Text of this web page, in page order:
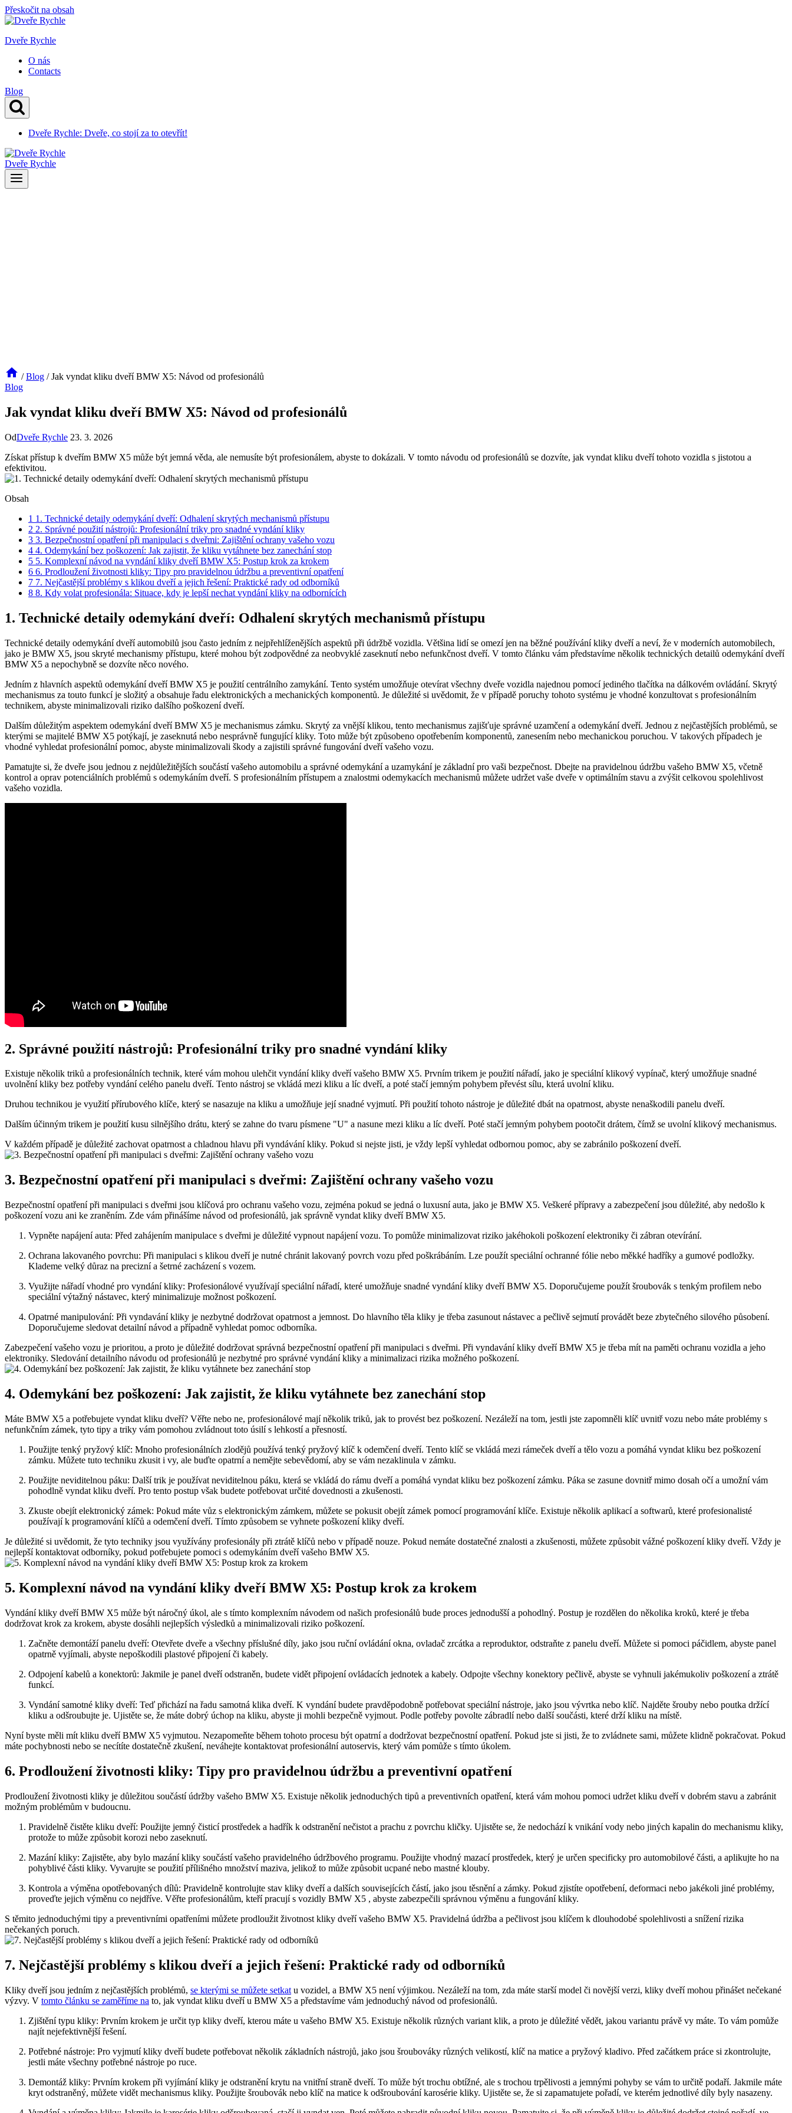
Přeskočit na obsah
Dveře Rychle
O nás
Contacts
Blog
Dveře Rychle: Dveře, co stojí za to otevřít!
Dveře Rychle
/ Blog / Jak vyndat kliku dveří BMW X5: Návod od profesionálů
Blog
Jak vyndat kliku dveří BMW X5: Návod od profesionálů
OdDveře Rychle 23. 3. 2026
Získat přístup k dveřím ⁤BMW X5 může být jemná věda, ale nemusíte být profesionálem, abyste to dokázali. V tomto návodu od profesionálů se dozvíte, jak‌ vyndat kliku dveří tohoto vozidla‍ s jistotou a
⁤efektivitou.
Obsah
1 1. Technické detaily odemykání dveří: Odhalení skrytých mechanismů přístupu
2 2. Správné‌ použití nástrojů: ⁣Profesionální‌ triky pro snadné vyndání kliky
3 3. Bezpečnostní opatření při manipulaci s dveřmi: Zajištění​ ochrany vašeho vozu
4 4. Odemykání bez⁣ poškození: Jak⁢ zajistit, že kliku vytáhnete bez zanechání stop
5 5. Komplexní návod‌ na vyndání kliky dveří BMW X5: Postup krok za⁢ krokem
6 6. Prodloužení životnosti kliky: Tipy ⁣pro pravidelnou údržbu a preventivní opatření
7 7. Nejčastější problémy s ​klikou ⁣dveří a jejich řešení: Praktické ⁢rady od odborníků
8 8. Kdy volat ‌profesionála: Situace, kdy je lepší nechat vyndání kliky⁣ na odbornících
1. Technické detaily odemykání dveří: Odhalení skrytých mechanismů přístupu
Technické detaily odemykání dveří automobilů jsou často jedním z⁢ nejpřehlíženějších aspektů ⁣při údržbě vozidla. Většina lidí se omezí jen na běžné ⁤používání kliky dveří a ‍neví, že v moderních automobilech, ​
jako je BMW X5, ​jsou skryté mechanismy přístupu, které mohou být zodpovědné za neobvyklé zaseknutí nebo ​nefunkčnost dveří. V⁤ tomto článku vám představíme několik technických detailů odemykání dveří
BMW X5 a nepochybně se dozvíte​ něco nového.
Jedním z hlavních aspektů odemykání dveří BMW‍ X5 je použití ⁣centrálního zamykání. Tento⁢ systém⁢ umožňuje otevírat všechny dveře​ vozidla‌ najednou pomocí jediného tlačítka na⁢ dálkovém ovládání. Skrytý
mechanismus za touto funkcí je složitý a obsahuje řadu elektronických ⁢a ​mechanických komponentů. Je důležité si uvědomit, že v případě poruchy⁣ tohoto systému je vhodné konzultovat s profesionálním
technikem, abyste minimalizovali riziko dalšího poškození ⁣dveří.
Dalším důležitým aspektem odemykání dveří BMW X5 je mechanismus zámku. Skrytý za⁢ vnější klikou,​ tento ⁣mechanismus ‍zajišťuje správné uzamčení a odemykání dveří. Jednou z nejčastějších problémů, se
kterými ‌se majitelé BMW X5 ‌potýkají, je zaseknutá nebo ⁤nesprávně fungující kliky. Toto může být způsobeno opotřebením komponentů, zanesením nebo mechanickou poruchou. V takových případech je
vhodné vyhledat profesionální pomoc, abyste minimalizovali škody⁣ a zajistili správné fungování dveří vašeho vozu.
Pamatujte si, že dveře jsou jednou z nejdůležitějších součástí vašeho automobilu a správné odemykání ​a uzamykání je základní pro vaši bezpečnost.⁢ Dbejte na ‌pravidelnou údržbu vašeho BMW X5, včetně
kontrol a oprav⁤ potenciálních problémů s odemykáním dveří. S profesionálním přístupem a znalostmi odemykacích mechanismů ​můžete⁣ udržet ​vaše​ dveře v optimálním stavu a zvýšit ⁢celkovou spolehlivost
vašeho vozidla.
2. Správné‌ použití nástrojů: ⁣Profesionální‌ triky pro snadné vyndání kliky
Existuje ‍několik triků a profesionálních technik, které vám mohou ulehčit vyndání kliky dveří vašeho BMW​ X5. Prvním trikem ⁤je ⁢použití nářadí, jako je speciální klikový vypínač, který ​umožňuje snadné
uvolnění kliky bez potřeby vyndání celého panelu dveří. Tento nástroj⁣ se vkládá mezi kliku a⁢ líc dveří, a poté stačí jemným ​pohybem převést sílu, která uvolní kliku.
Druhou⁣ technikou je využití přírubového klíče, který ‍se nasazuje​ na kliku a umožňuje její snadné⁣ vyjmutí. Při použití tohoto nástroje je důležité dbát na opatrnost, abyste nenaškodili panelu dveří.
Dalším ​účinným trikem ⁢je použití kusu silnějšího drátu, ⁤který ​se zahne do tvaru písmene "U" a nasune mezi kliku a líc dveří.‌ Poté stačí jemným pohybem ‍pootočit drátem, čímž se uvolní klikový mechanismus.
V každém případě‍ je důležité zachovat opatrnost a chladnou hlavu při ‍vyndávání ⁣kliky. Pokud si nejste jisti, je vždy lepší vyhledat odbornou pomoc, aby se zabránilo poškození dveří.
3. Bezpečnostní opatření při manipulaci s dveřmi: Zajištění​ ochrany vašeho vozu
Bezpečnostní opatření při manipulaci s dveřmi jsou klíčová pro ​ochranu vašeho vozu, zejména pokud se jedná o luxusní ​auta, jako je BMW X5.⁣ Veškeré přípravy a zabezpečení jsou důležité, aby ⁢nedošlo ⁣k‌
poškození vozu‍ ani ke zraněním.​ Zde vám přinášíme návod od profesionálů, jak‌ správně vyndat kliky dveří BMW X5.
Vypněte​ napájení auta: Před zahájením manipulace s dveřmi je důležité vypnout napájení vozu. To pomůže minimalizovat riziko jakéhokoli poškození elektroniky či zábran otevírání.‌
Ochrana‌ lakovaného⁤ povrchu: Při manipulaci s klikou ⁢dveří je nutné‌ chránit lakovaný povrch vozu před poškrábáním. Lze‌ použít speciální ochranné fólie ​nebo měkké hadříky a gumové⁤ podložky.
Klademe⁤ velký důraz na precizní a šetrné zacházení s vozem.
Využijte nářadí vhodné pro‍ vyndání kliky: Profesionálové využívají speciální⁤ nářadí, které umožňuje snadné vyndání kliky dveří BMW X5. Doporučujeme použít šroubovák s tenkým profilem nebo
speciální⁢ výtažný nástavec, který minimalizuje možnost poškození.
Opatrné manipulování: Při vyndavání⁣ kliky je nezbytné dodržovat opatrnost a jemnost. Do hlavního těla kliky je třeba⁢ zasunout nástavec a pečlivě sejmutí provádět beze zbytečného silového působení.
Doporučujeme sledovat detailní návod a‍ případně vyhledat pomoc⁤ odborníka.
Zabezpečení vašeho vozu je​ prioritou, a proto je důležité ‍dodržovat správná⁢ bezpečnostní opatření při manipulaci s dveřmi. Při vyndavání kliky⁢ dveří BMW X5 ⁤je třeba mít na paměti ochranu vozidla a⁤ jeho
elektroniky. Sledování detailního návodu od profesionálů je nezbytné pro správné ⁣vyndání kliky a minimalizaci rizika možného poškození.
4. Odemykání bez⁣ poškození: Jak⁢ zajistit, že kliku vytáhnete bez zanechání stop
Máte BMW X5 a potřebujete vyndat kliku dveří? ⁢Věřte nebo ne, profesionálové mají několik triků, jak to ⁤provést bez poškození. Nezáleží na tom, jestli jste zapomněli klíč uvnitř vozu nebo máte problémy s
‌nefunkčním zámek, tyto tipy a triky ⁢vám pomohou zvládnout⁣ toto ⁢úsilí s lehkostí a přesností.
Použijte tenký pryžový​ klíč: ⁢Mnoho profesionálních zlodějů používá tenký pryžový klíč ⁣k odemčení dveří. Tento​ klíč se vkládá mezi rámeček dveří a ⁢tělo vozu a pomáhá vyndat ⁤kliku bez poškození‍
zámku. Můžete tuto techniku zkusit i vy, ale buďte opatrní a nemějte sebevědomí, aby ‍se vám ‍nezaklinula v zámku.
Použijte neviditelnou páku: Další trik je používat neviditelnou páku, která se ⁣vkládá do rámu dveří ⁢a pomáhá ‌vyndat kliku bez poškození zámku. Páka se zasune dovnitř mimo dosah​ očí a umožní vám
pohodlně vyndat kliku dveří. Pro tento postup však​ budete potřebovat určité dovednosti⁣ a zkušenosti.
Zkuste obejít⁤ elektronický ⁣zámek: Pokud máte vůz s elektronickým zámkem, můžete ⁤se pokusit obejít zámek pomocí programování klíče. Existuje několik aplikací a ⁤softwarů, které profesionalisté
používají k programování klíčů a odemčení dveří. Tímto způsobem se vyhnete poškození kliky dveří.
Je důležité si uvědomit, že tyto techniky jsou využívány profesionály při ztrátě klíčů nebo v případě nouze.‍ Pokud nemáte dostatečné znalosti a zkušenosti, můžete ​způsobit vážné poškození kliky⁢ dveří. Vždy je
‍nejlepší ⁤kontaktovat odborníky, pokud potřebujete pomoci ⁢s ‌odemykáním dveří vašeho BMW X5.
5. Komplexní návod‌ na vyndání kliky dveří BMW X5: Postup krok za⁢ krokem
Vyndání kliky dveří BMW X5 může být ⁢náročný úkol, ale s tímto‍ komplexním ​návodem od​ našich profesionálů ⁢bude proces jednodušší a pohodlný. Postup​ je rozdělen do několika⁣ kroků, které je třeba
⁢dodržovat krok za krokem, ⁤abyste dosáhli nejlepších⁤ výsledků a minimalizovali riziko ⁢poškození.
Začněte demontáží‌ panelu dveří: Otevřete dveře a všechny příslušné díly, jako jsou ruční ⁤ovládání okna, ovladač zrcátka a reproduktor,​ odstraňte z panelu dveří. Můžete si pomoci páčidlem, abyste ‍panel⁤
opatrně‍ vyjímali, abyste nepoškodili plastové připojení či kabely.
Odpojení kabelů a konektorů: Jakmile je panel dveří odstraněn,⁤ budete vidět připojení ovládacích jednotek a kabely. Odpojte všechny konektory pečlivě, abyste se‍ vyhnuli jakémukoliv ⁤poškození ​a ztrátě
funkcí.
Vyndání samotné kliky dveří: Teď přichází na řadu samotná klika⁤ dveří. K vyndání budete pravděpodobně potřebovat speciální nástroje, jako jsou vývrtka‍ nebo klíč. Najděte šrouby nebo poutka držící
kliku a odšroubujte je.‍ Ujistěte se, že máte dobrý úchop na kliku, abyste ji⁣ mohli bezpečně ⁤vyjmout. Podle potřeby povolte ‍zábradlí nebo další součásti, které drží‌ kliku na místě.
Nyní ⁣byste⁤ měli mít kliku dveří BMW ‌X5 vyjmutou. Nezapomeňte během tohoto procesu⁤ být opatrní a⁣ dodržovat bezpečnostní opatření. Pokud jste si jisti, že‌ to zvládnete ‍sami, můžete klidně pokračovat. Pokud
máte pochybnosti nebo se⁣ necítíte dostatečně zkušení, neváhejte kontaktovat profesionální autoservis, který vám pomůže s tímto úkolem.
6. Prodloužení životnosti kliky: Tipy ⁣pro pravidelnou údržbu a preventivní opatření
Prodloužení životnosti kliky je důležitou součástí údržby ‍vašeho BMW X5. Existuje několik jednoduchých tipů a preventivních opatření, která‌ vám mohou pomoci ⁤udržet kliku dveří v ⁣dobrém ‍stavu a zabránit
možným problémům v budoucnu.
Pravidelně čistěte kliku dveří: ⁣Použijte​ jemný čisticí‍ prostředek ‍a hadřík ⁢k odstranění nečistot a prachu z povrchu‌ kličky. Ujistěte se, že nedochází ⁢k vnikání vody nebo jiných kapalin do mechanismu kliky,
protože to může způsobit korozi nebo zaseknutí.
Mazání kliky: Zajistěte, aby ​bylo mazání kliky ​součástí vašeho pravidelného údržbového programu. Použijte vhodný mazací prostředek, který je určen⁣ specificky pro automobilové části, ⁢a aplikujte ho na
⁣pohyblivé části‍ kliky. ⁤Vyvarujte se použití přílišného ⁢množství maziva, ⁣jelikož to může ‍způsobit ucpané nebo mastné klouby.
Kontrola a ⁣výměna opotřebovaných ⁣dílů: Pravidelně kontrolujte stav kliky dveří a dalších ⁢souvisejících částí, jako jsou těsnění a zámky. Pokud ‍zjistíte⁢ opotřebení, deformaci nebo jakékoli jiné problémy, ​
proveďte jejich výměnu co nejdříve. Věřte profesionálům, kteří​ pracují s vozidly⁣ BMW X5 , abyste zabezpečili správnou výměnu ⁣a ⁢fungování‌ kliky.
S těmito jednoduchými tipy a‍ preventivními opatřeními můžete prodloužit životnost kliky dveří vašeho BMW X5. Pravidelná údržba a⁢ pečlivost jsou klíčem ‌k⁣ dlouhodobé spolehlivosti a snížení rizika
nečekaných poruch.
7. Nejčastější problémy s ​klikou ⁣dveří a jejich řešení: Praktické ⁢rady od odborníků
Kliky dveří jsou jedním z nejčastějších problémů, se ⁣kterými ⁢se můžete setkat u vozidel, a BMW X5 není ‍výjimkou. Nezáleží‍ na tom, zda máte starší model či novější verzi, kliky dveří mohou přinášet nečekané
výzvy. V tomto článku se zaměříme na to, jak⁣ vyndat​ kliku dveří u ⁣BMW X5 a představíme ⁢vám jednoduchý návod od ⁢profesionálů.
Zjištění ​typu​ kliky:⁤ Prvním ‍krokem je určit typ kliky dveří, kterou máte u vašeho BMW X5. Existuje několik různých⁣ variant klik, ‌a proto je ​důležité vědět, jakou variantu právě​ vy máte. ⁣To vám pomůže
najít nejefektivnější řešení.
Potřebné ⁣nástroje: Pro vyjmutí kliky dveří budete potřebovat několik základních nástrojů, jako jsou šroubováky různých velikostí,⁢ klíč na matice ‌a pryžový kladivo.​ Před začátkem práce si zkontrolujte,
jestli máte všechny potřebné ⁢nástroje po ruce.
Demontáž ⁤kliky: Prvním krokem při vyjímání kliky je odstranění⁤ krytu na vnitřní straně dveří. To může být trochu obtížné, ale s trochou trpělivosti‌ a jemnými pohyby se ‌vám ‌to určitě podaří.‍ Jakmile​ máte
kryt odstraněný, ⁣můžete vidět mechanismus kliky.​ Použijte šroubovák nebo klíč na matice k odšroubování karosérie kliky. Ujistěte se, že si zapamatujete pořadí,‌ ve kterém jednotlivé díly⁤ byly nasazeny.